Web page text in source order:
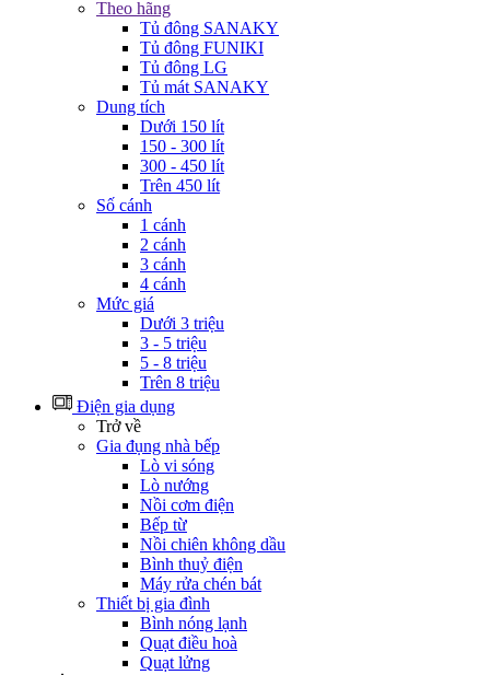
Theo hãng
Tủ đông SANAKY
Tủ đông FUNIKI
Tủ đông LG
Tủ mát SANAKY
Dung tích
Dưới 150 lít
150 - 300 lít
300 - 450 lít
Trên 450 lít
Số cánh
1 cánh
2 cánh
3 cánh
4 cánh
Mức giá
Dưới 3 triệu
3 - 5 triệu
5 - 8 triệu
Trên 8 triệu
Điện gia dụng
Trở về
Gia đụng nhà bếp
Lò vi sóng
Lò nướng
Nồi cơm điện
Bếp từ
Nồi chiên không dầu
Bình thuỷ điện
Máy rửa chén bát
Thiết bị gia đình
Bình nóng lạnh
Quạt điều hoà
Quạt lửng